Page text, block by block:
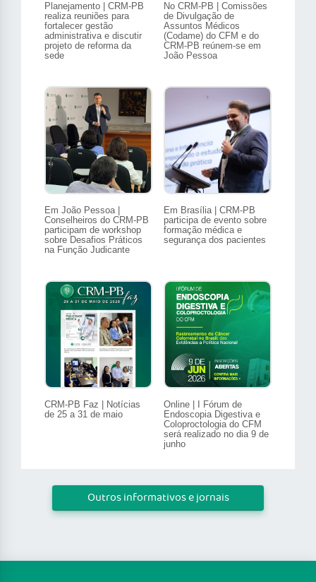
Planejamento | CRM-PB
realiza reuniões para
fortalecer gestão
administrativa e discutir
projeto de reforma da
sede
No CRM-PB | Comissões
de Divulgação de
Assuntos Médicos
(Codame) do CFM e do
CRM-PB reúnem-se em
João Pessoa
Em João Pessoa |
Conselheiros do CRM-PB
participam de workshop
sobre Desafios Práticos
na Função Judicante
Em Brasília | CRM-PB
participa de evento sobre
formação médica e
segurança dos pacientes
CRM-PB Faz | Notícias
de 25 a 31 de maio
Online | I Fórum de
Endoscopia Digestiva e
Coloproctologia do CFM
será realizado no dia 9 de
junho
Outros informativos e jornais